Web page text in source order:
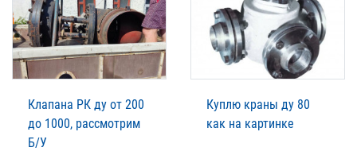
Клапана РК ду от 200
до 1000, рассмотрим
Б/У
Куплю краны ду 80
как на картинке